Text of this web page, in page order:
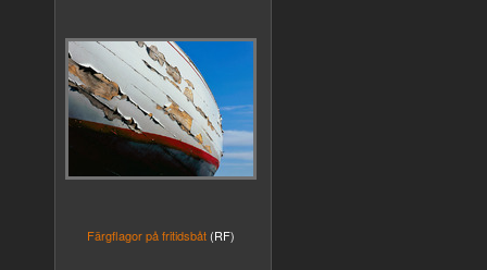
Färgflagor på fritidsbåt (RF)